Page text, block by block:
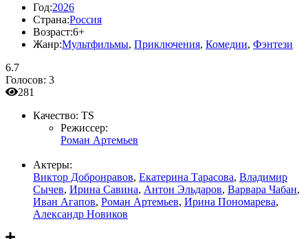
Год:2026
Страна:Россия
Возраст:6+
Жанр:Мультфильмы, Приключения, Комедии, Фэнтези
6.7
Голосов: 3
281
Качество: TS
Режиссер:
Роман Артемьев
Актеры:
Виктор Добронравов, Екатерина Тарасова, Владимир
Сычев, Ирина Савина, Антон Эльдаров, Варвара Чабан,
Иван Агапов, Роман Артемьев, Ирина Пономарева,
Александр Новиков